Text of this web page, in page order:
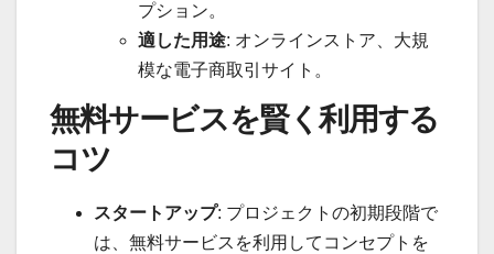
プション。
適した用途: オンラインストア、大規
模な電子商取引サイト。
無料サービスを賢く利用する
コツ
スタートアップ: プロジェクトの初期段階で
は、無料サービスを利用してコンセプトを